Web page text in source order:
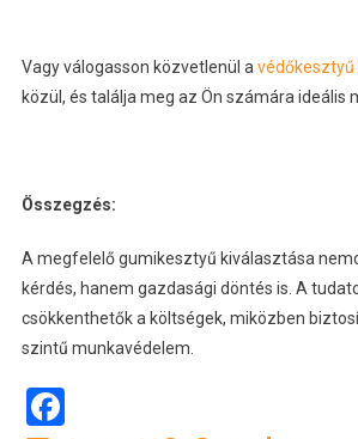
Vagy válogasson közvetlenül a védőkesztyű
közül, és találja meg az Ön számára ideális
Összegzés:
A megfelelő gumikesztyű kiválasztása
kérdés, hanem gazdasági döntés is. A
csökkenthetők a költségek, miközben
szintű munkavédelem.
Facebook